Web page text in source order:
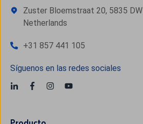
Zuster Bloemstraat 20, 5835
Netherlands
+31 857 441 105
Síguenos en las redes sociales